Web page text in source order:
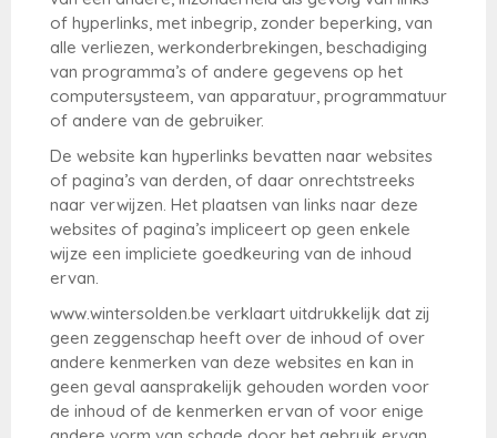
of hyperlinks, met inbegrip, zonder beperking, van
alle verliezen, werkonderbrekingen, beschadiging
van programma’s of andere gegevens op het
computersysteem, van apparatuur, programmatuur
of andere van de gebruiker.
De website kan hyperlinks bevatten naar websites
of pagina’s van derden, of daar onrechtstreeks
naar verwijzen. Het plaatsen van links naar deze
websites of pagina’s impliceert op geen enkele
wijze een impliciete goedkeuring van de inhoud
ervan.
www.wintersolden.be verklaart uitdrukkelijk dat zij
geen zeggenschap heeft over de inhoud of over
andere kenmerken van deze websites en kan in
geen geval aansprakelijk gehouden worden voor
de inhoud of de kenmerken ervan of voor enige